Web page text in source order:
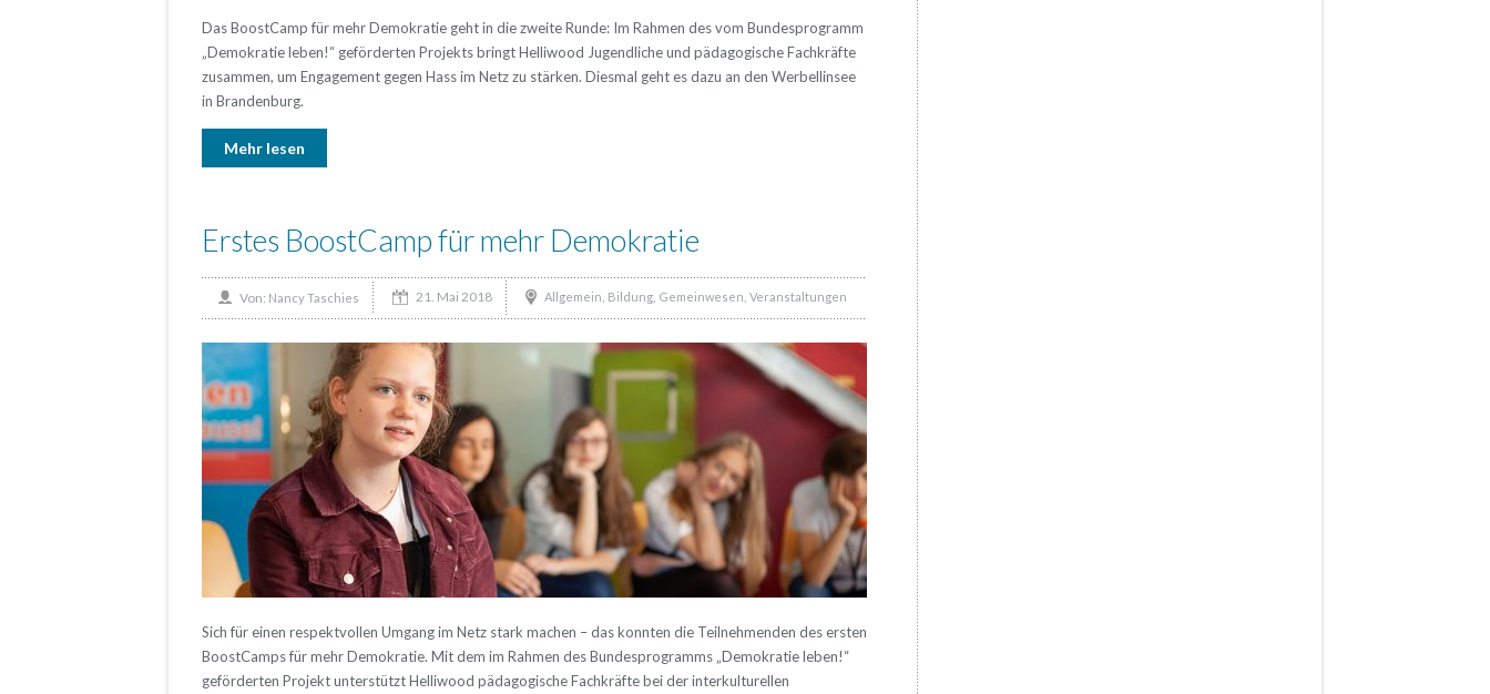
Das BoostCamp für mehr Demokratie geht in die zweite Runde: Im Rahmen des vom Bundesprogramm
„Demokratie leben!“ geförderten Projekts bringt Helliwood Jugendliche und pädagogische Fachkräfte
zusammen, um Engagement gegen Hass im Netz zu stärken. Diesmal geht es dazu an den Werbellinsee
in Brandenburg.
Mehr lesen
Erstes BoostCamp für mehr Demokratie
Von: Nancy Taschies 21. Mai 2018 Allgemein, Bildung, Gemeinwesen, Veranstaltungen
Sich für einen respektvollen Umgang im Netz stark machen – das konnten die Teilnehmenden des ersten
BoostCamps für mehr Demokratie. Mit dem im Rahmen des Bundesprogramms „Demokratie leben!“
geförderten Projekt unterstützt Helliwood pädagogische Fachkräfte bei der interkulturellen